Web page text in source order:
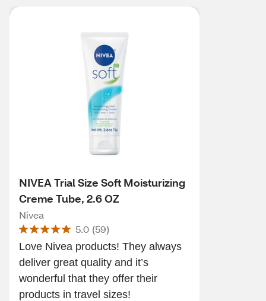
NIVEA Trial Size Soft Moisturizing
Creme Tube, 2.6 OZ
Nivea
5.0 (59)
Love Nivea products! They always
deliver great quality and it’s
wonderful that they offer their
products in travel sizes!